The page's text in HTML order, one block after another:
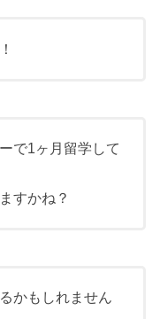
で1ヶ月留学して
すかね？
かもしれません